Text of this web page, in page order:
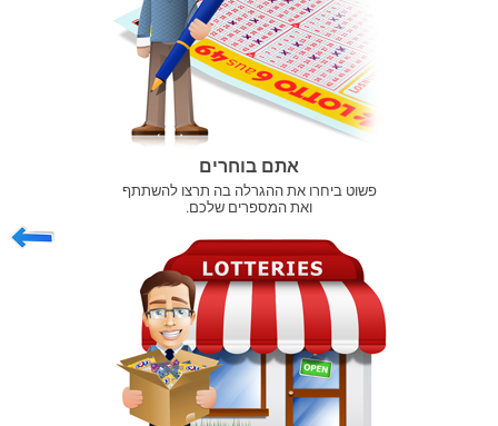
אתם בוחרים
פשוט ביחרו את ההגרלה בה תרצו להשתתף
ואת המספרים שלכם.